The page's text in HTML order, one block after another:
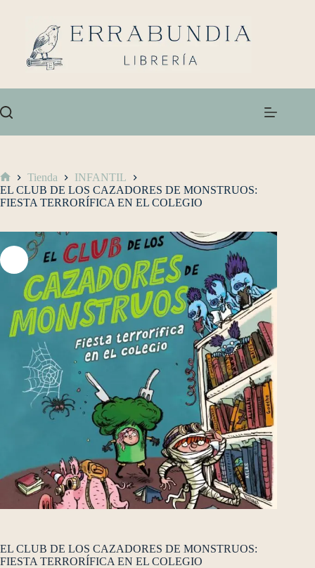
Tienda
INFANTIL
EL CLUB DE LOS CAZADORES DE MONSTRUOS:
FIESTA TERRORÍFICA EN EL COLEGIO
EL CLUB DE LOS CAZADORES DE MONSTRUOS:
FIESTA TERRORÍFICA EN EL COLEGIO